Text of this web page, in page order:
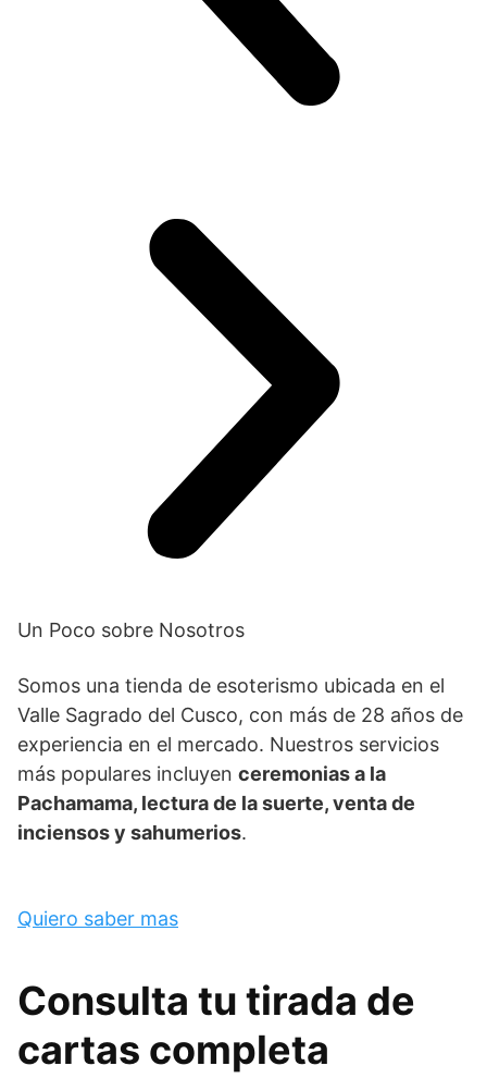
Un Poco sobre Nosotros
Somos una tienda de esoterismo ubicada en el
Valle Sagrado del Cusco, con más de 28 años de
experiencia en el mercado. Nuestros servicios
más populares incluyen ceremonias a la
Pachamama, lectura de la suerte, venta de
inciensos y sahumerios.
Quiero saber mas
Consulta tu tirada de
cartas completa